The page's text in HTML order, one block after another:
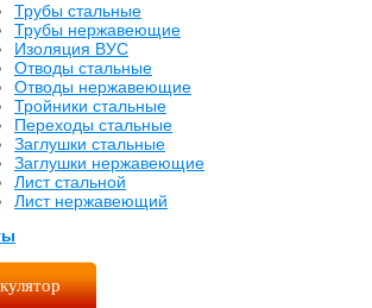
Трубы стальные
Трубы нержавеющие
Изоляция ВУС
Отводы стальные
Отводы нержавеющие
Тройники стальные
Переходы стальные
Заглушки стальные
Заглушки нержавеющие
Лист стальной
Лист нержавеющий